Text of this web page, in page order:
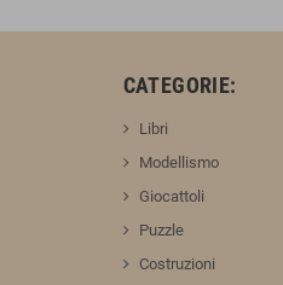
CATEGORIE:
Libri
Modellismo
Giocattoli
Puzzle
Costruzioni